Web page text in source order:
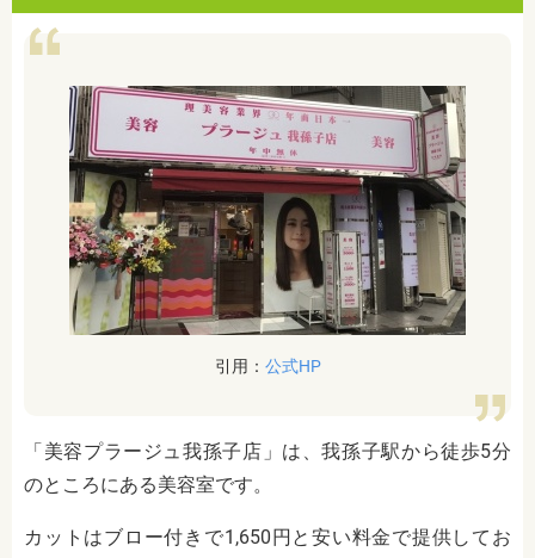
引用： 公式HP
「美容プラージュ我孫子店」は、我孫子駅から徒歩5分
のところにある美容室です。
カットはブロー付きで1,650円と安い料金で提供してお